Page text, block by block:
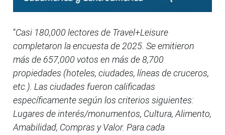
“Casi 180,000 lectores de Travel+Leisure
completaron la encuesta de 2025. Se emitieron
más de 657,000 votos en más de 8,700
propiedades (hoteles, ciudades, líneas de cruceros,
etc.). Las ciudades fueron calificadas
específicamente según los criterios siguientes:
Lugares de interés/monumentos, Cultura, Alimento,
Amabilidad, Compras y Valor. Para cada